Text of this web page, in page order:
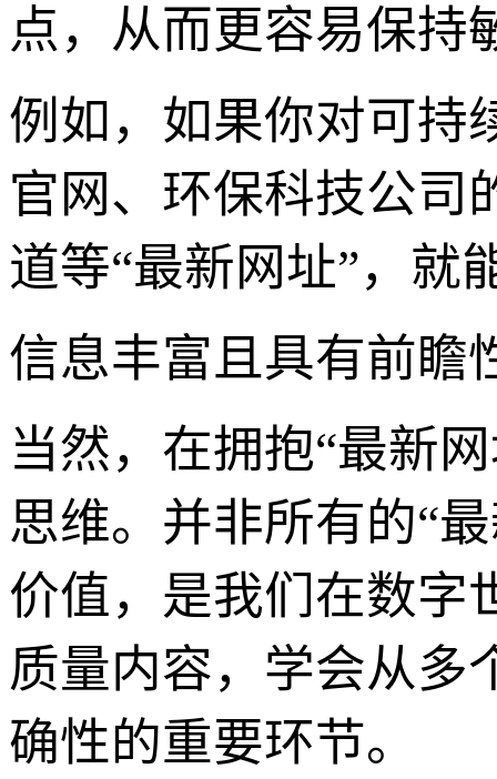
点，从而更容易保持
例如，如果你对可持
官网、环保科技公司
道等“最新网址”，就
信息丰富且具有前瞻
当然，在拥抱“最新
思维。并非所有的“
价值，是我们在数字
质量内容，学会从多
确性的重要环节。